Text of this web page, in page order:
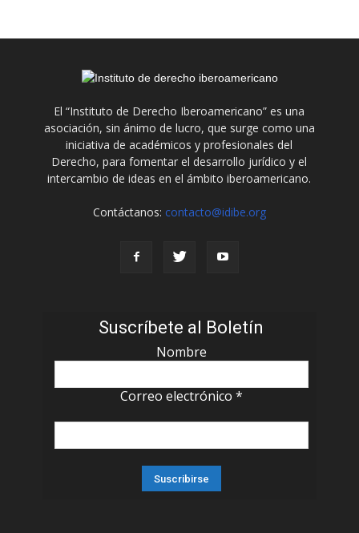
El “Instituto de Derecho Iberoamericano” es una
asociación, sin ánimo de lucro, que surge como una
iniciativa de académicos y profesionales del
Derecho, para fomentar el desarrollo jurídico y el
intercambio de ideas en el ámbito iberoamericano.
Contáctanos: contacto@idibe.org
Suscríbete al Boletín
Nombre
Correo electrónico *